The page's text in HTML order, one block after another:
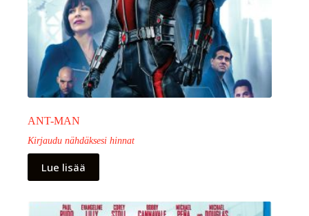
ANT-MAN
Kirjaudu nähdäksesi hinnat
Lue lisää